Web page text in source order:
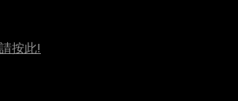
請按此!